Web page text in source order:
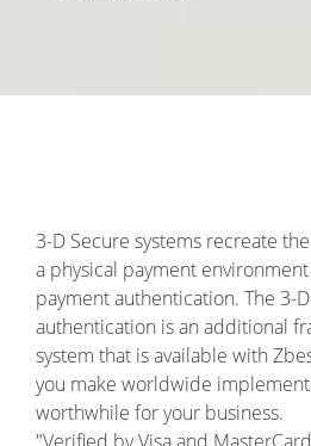
3-D Secure systems recreate
a physical payment
payment authentication. The 3-
authentication is an additional
system that is available with
you make worldwide
worthwhile for your business.
"Verified by Visa and